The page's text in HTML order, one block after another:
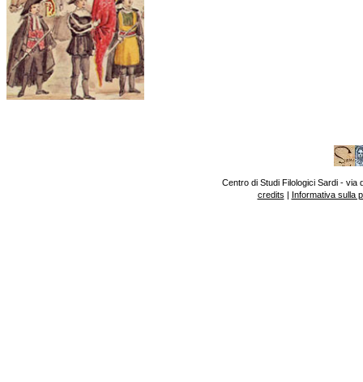
Centro di Studi Filologici Sardi - via
credits | Informativa sulla